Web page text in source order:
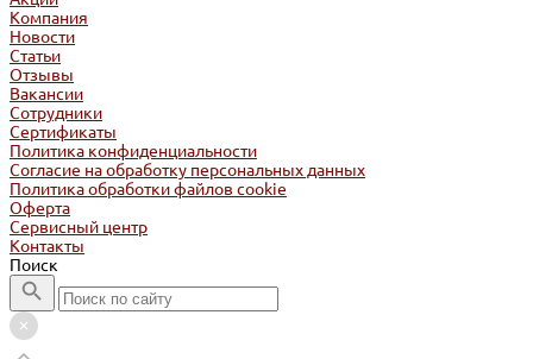
Компания
Новости
Статьи
Отзывы
Вакансии
Сотрудники
Сертификаты
Политика конфиденциальности
Согласие на обработку персональных данных
Политика обработки файлов cookie
Оферта
Сервисный центр
Контакты
Поиск